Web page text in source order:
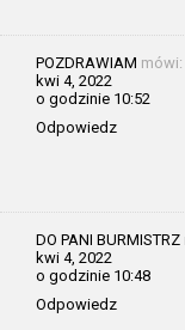
POZDRAWIAM mówi:
kwi 4, 2022
o godzinie 10:52
Odpowiedz
DO PANI BURMISTRZ
kwi 4, 2022
o godzinie 10:48
Odpowiedz